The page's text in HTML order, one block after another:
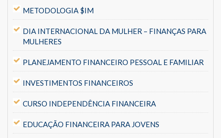
METODOLOGIA $IM
DIA INTERNACIONAL DA MULHER – FINANÇAS PARA
MULHERES
PLANEJAMENTO FINANCEIRO PESSOAL E FAMILIAR
INVESTIMENTOS FINANCEIROS
CURSO INDEPENDÊNCIA FINANCEIRA
EDUCAÇÃO FINANCEIRA PARA JOVENS